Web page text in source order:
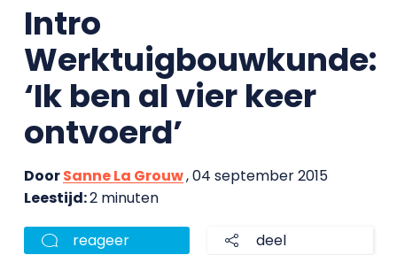
Intro
Werktuigbouwkunde:
‘Ik ben al vier keer
ontvoerd’
DoorSanne La Grouw, 04 september 2015
Leestijd:2 minuten
reageer deel